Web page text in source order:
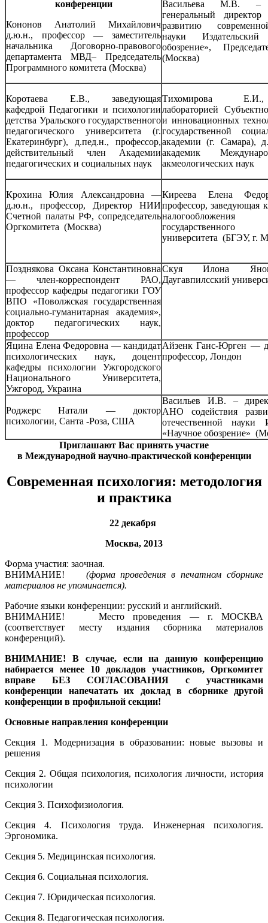
конференции
Кононов Анатолий Михайлович
д.ю.н., профессор — заместитель
начальника Договорно-правового
департамента МВД– Председатель
Программного комитета (Москва)
Васильева М.В. –
генеральный
развитию
науки
обозрение»,
(Москва)
Коротаева Е.В., заведующая
кафедрой Педагогики и психологии
детства Уральского государственного
педагогического университета
(г.
Екатеринбург), д.пед.н., профессор,
действительный член Академии
педагогических и социальных наук
Тихомирова
лабораторией
и инновационных
государственной
академии (г. Самара),
академик
акмеологических наук
Крохина Юлия Александровна —
д.ю.н., профессор, Директор НИИ
Счетной палаты РФ, сопредседатель
Оргкомитета (Москва)
Киреева Елена
профессор, заведующая
налогообложения
государственного
университета (БГЭУ, г.
Позднякова Оксана Константиновна
— член-корреспондент РАО,
профессор кафедры педагогики ГОУ
ВПО «Поволжская государственная
социально-гуманитарная академия»,
доктор педагогических наук,
профессор
Скуя Илона
Даугавпилсский
Яцина Елена Федоровна — кандидат
психологических наук, доцент
кафедры психологии Ужгородского
Национального Университета,
Ужгород, Украина
Айзенк Ганс-Юрген —
профессор, Лондон
Роджерс Натали — доктор
психологии, Санта -Роза, США
Васильев И.В. –
АНО содействия
отечественной науки
«Научное обозрение»
Приглашают Вас принять участие
в Международной научно-практической конференции
Современная психология: методология
и практика
22 декабря
Москва, 2013
Формa участия: заочная.
ВНИМАНИЕ! (форма проведения в печатном сборнике
материалов не упоминается).
Рабочие языки конференции: русский и английский.
ВНИМАНИЕ! Место проведения — г. МОСКВА
(соответствует месту издания сборника материалов
конференций).
ВНИМАНИЕ! В случае, если на данную конференцию
набирается менее 10 докладов участников, Оргкомитет
вправе БЕЗ СОГЛАСОВАНИЯ с участниками
конференции напечатать их доклад в сборнике другой
конференции в профильной секции!
Основные направления конференции
Секция 1. Модернизация в образовании: новые вызовы и
решения
Секция 2. Общая психология, психология личности, история
психологии
Секция 3. Психофизиология.
Секция 4. Психология труда. Инженерная психология.
Эргономика.
Секция 5. Медицинская психология.
Секция 6. Социальная психология.
Секция 7. Юридическая психология.
Секция 8. Педагогическая психология.